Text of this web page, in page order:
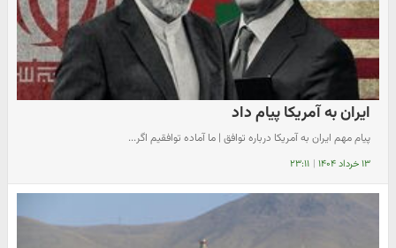
ایران به آمریکا پیام داد
پیام مهم ایران به آمریکا درباره توافق | ما آماده توافقیم اگر...
۱۳ خرداد ۱۴۰۴ | ۲۳:۱۱